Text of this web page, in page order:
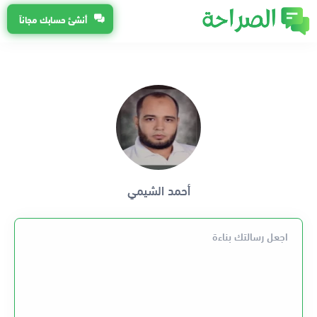
أنشئ حسابك مجاناً
أحمد الشيمي